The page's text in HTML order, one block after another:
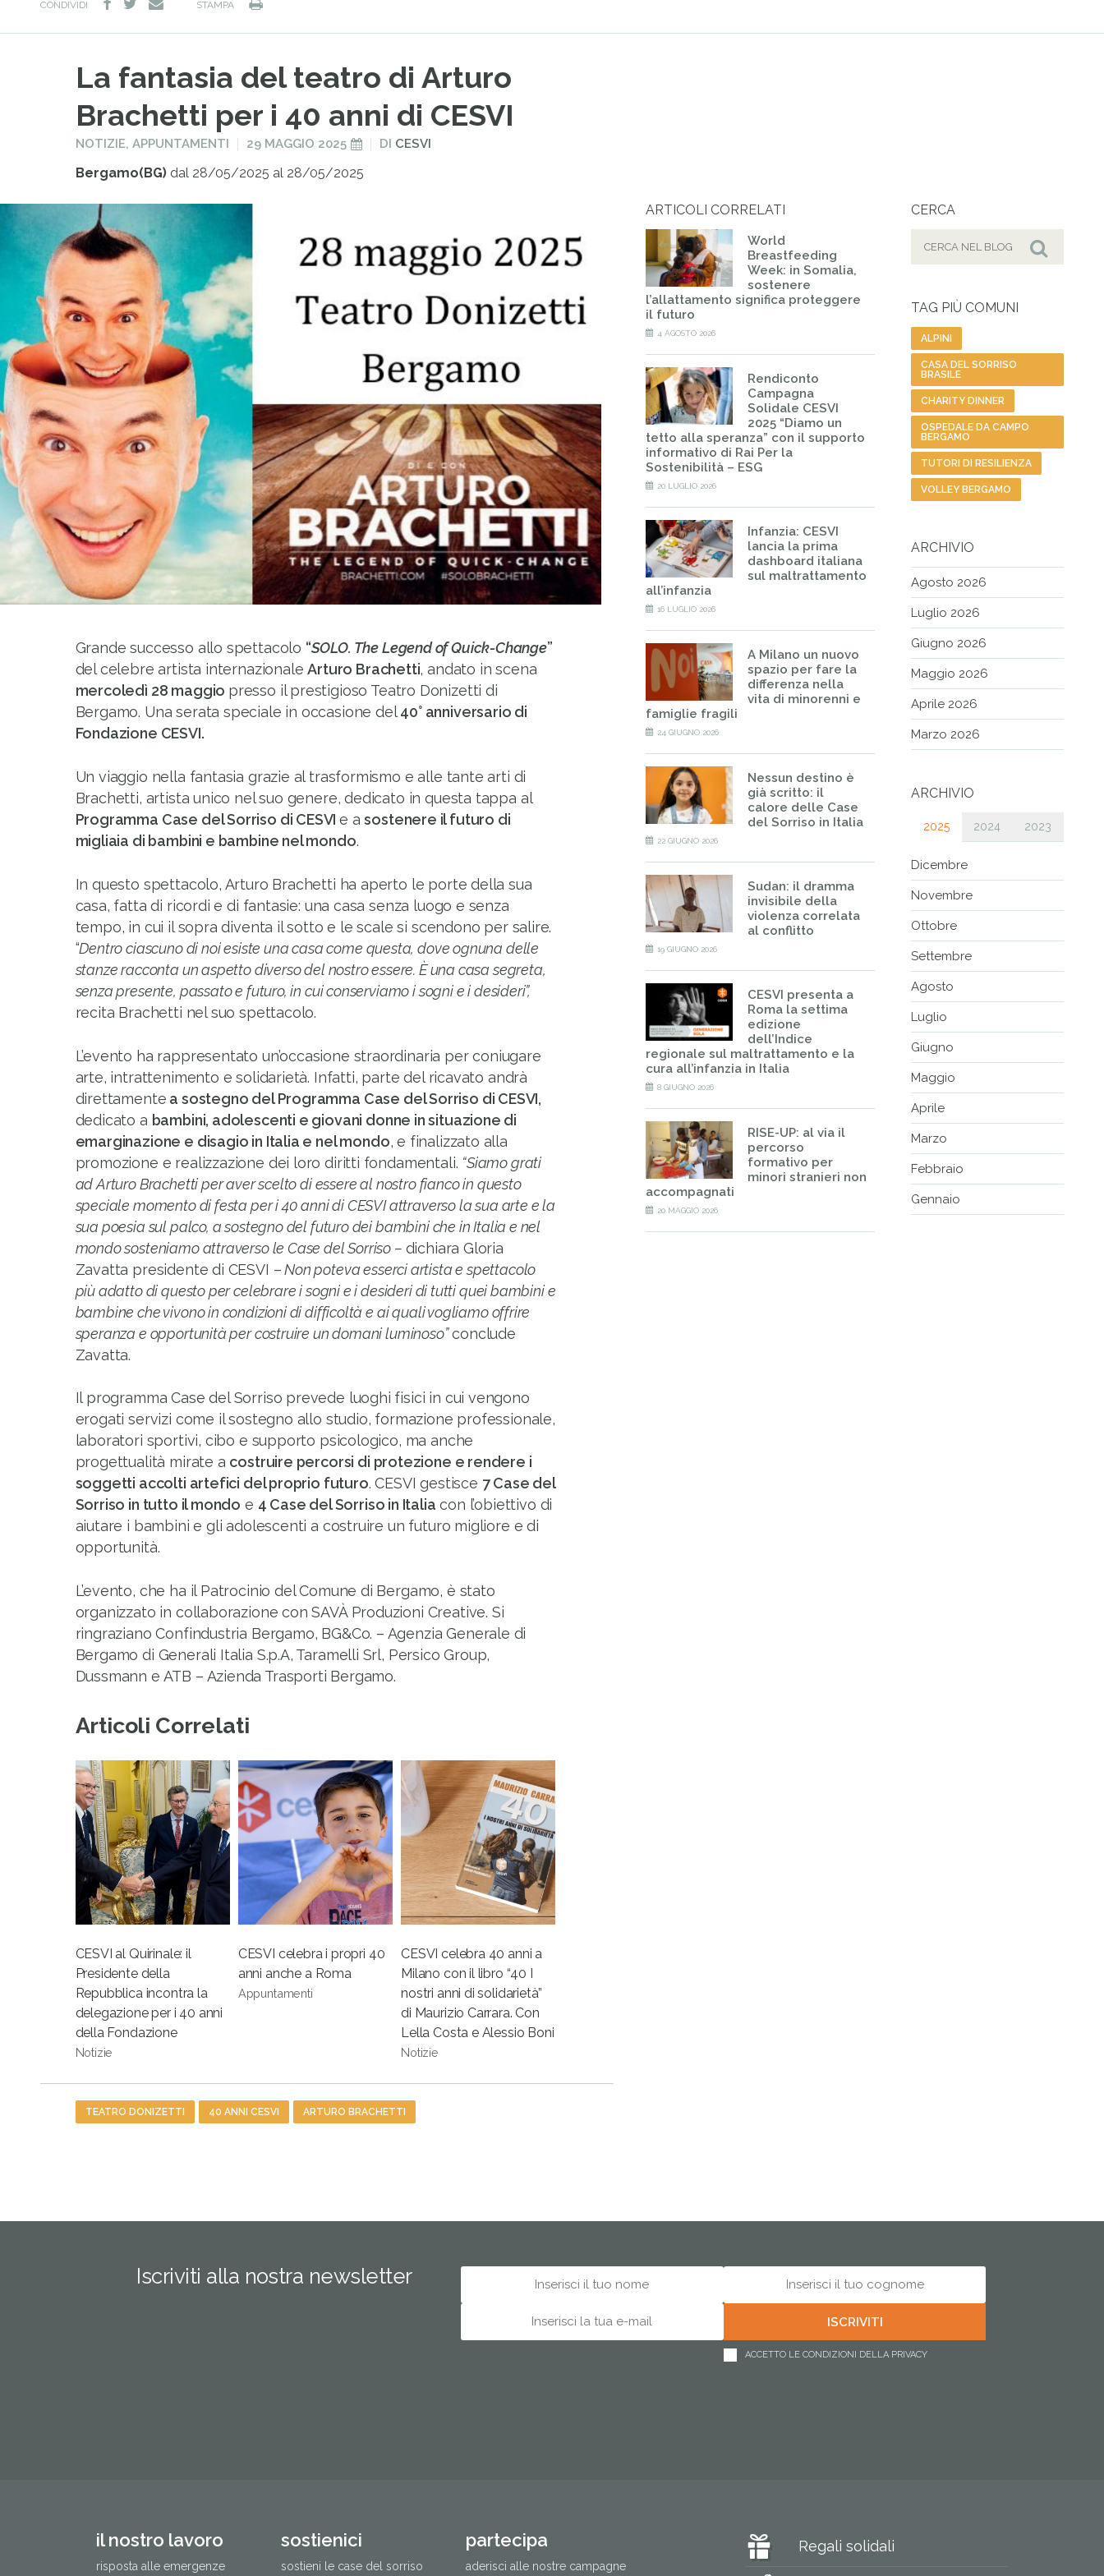
CONDIVIDI
e-
STAMPA
La fantasia del teatro di Arturo
Brachetti per i 40 anni di CESVI
PUBBLICATO
NOTIZIE, APPUNTAMENTI
PUBBLICATO
29 MAGGIO 2025 DI CESVI
Bergamo(BG)dal 28/05/2025 al 28/05/2025
Grande successo allo spettacolo “SOLO. The Legend of Quick-Change”
del celebre artista internazionaleArturo Brachetti, andato in scena
mercoledì 28 maggio presso il prestigioso Teatro Donizetti di
Bergamo. Una serata speciale in occasione del40° anniversario di
Fondazione CESVI.
Un viaggio nella fantasia grazie al trasformismo e alle tante arti di
Brachetti, artista unico nel suo genere, dedicato in questa tappa al
Programma Case del Sorriso di CESVIe asostenere il futuro di
migliaia di bambini e bambine nel mondo.
In questo spettacolo, Arturo Brachetti ha aperto le porte della sua
casa, fatta di ricordi e di fantasie: una casa senza luogo e senza
tempo, in cui il sopra diventa il sotto e le scale si scendono per salire.
“Dentro ciascuno di noi esiste una casa come questa, dove ognuna delle
stanze racconta un aspetto diverso del nostro essere. È una casa segreta,
senza presente, passato e futuro, in cui conserviamo i sogni e i desideri”,
recita Brachetti nel suo spettacolo.
L’evento ha rappresentato un’occasione straordinaria per coniugare
arte, intrattenimento e solidarietà. Infatti, parte del ricavato andrà
direttamente a sostegno del Programma Case del Sorriso di CESVI,
dedicato a bambini, adolescenti e giovani donne in situazione di
emarginazione e disagio in Italia e nel mondo, e finalizzato alla
promozione e realizzazione dei loro diritti fondamentali. “Siamo grati
ad Arturo Brachetti per aver scelto di essere al nostro fianco in questo
speciale momento di festa per i 40 anni di CESVI attraverso la sua arte e la
sua poesia sul palco, a sostegno del futuro dei bambini che in Italia e nel
mondo sosteniamo attraverso le Case del Sorriso – dichiara Gloria
Zavatta presidente di CESVI –Non poteva esserci artista e spettacolo
più adatto di questo per celebrare i sogni e i desideri di tutti quei bambini e
bambine che vivono in condizioni di difficoltà e ai quali vogliamo offrire
speranza e opportunità per costruire un domani luminoso”conclude
Zavatta.
Il programma Case del Sorriso prevede luoghi fisici in cui vengono
erogati servizi come il sostegno allo studio, formazione professionale,
laboratori sportivi, cibo e supporto psicologico, ma anche
progettualità mirate a costruire percorsi di protezione e rendere i
soggetti accolti artefici del proprio futuro. CESVI gestisce 7 Case del
Sorriso in tutto il mondo e 4 Case del Sorriso in Italia con l’obiettivo di
aiutare i bambini e gli adolescenti a costruire un futuro migliore e di
opportunità.
L’evento, che ha il Patrocinio del Comune di Bergamo, è stato
organizzato in collaborazione con SAVÀ Produzioni Creative. Si
ringraziano Confindustria Bergamo, BG&Co. – Agenzia Generale di
Bergamo di Generali Italia S.p.A, Taramelli Srl, Persico Group,
Dussmann e ATB – Azienda Trasporti Bergamo.
Articoli Correlati
CESVI al Quirinale: il
Presidente della
Repubblica incontra la
delegazione per i 40 anni
della Fondazione
Notizie
CESVI celebra i propri 40
anni anche a Roma
Appuntamenti
CESVI celebra 40 anni a
Milano con il libro “40 I
nostri anni di solidarietà”
di Maurizio Carrara. Con
Lella Costa e Alessio Boni
Notizie
Tag
TEATRO DONIZETTI 40 ANNI CESVI ARTURO BRACHETTI
ARTICOLI CORRELATI
World
Breastfeeding
Week: in Somalia,
sostenere
l’allattamento significa proteggere
il futuro
4 AGOSTO 2026
Rendiconto
Campagna
Solidale CESVI
2025 “Diamo un
tetto alla speranza” con il supporto
informativo di Rai Per la
Sostenibilità – ESG
20 LUGLIO 2026
Infanzia: CESVI
lancia la prima
dashboard italiana
sul maltrattamento
all’infanzia
16 LUGLIO 2026
A Milano un nuovo
spazio per fare la
differenza nella
vita di minorenni e
famiglie fragili
24 GIUGNO 2026
Nessun destino è
già scritto: il
calore delle Case
del Sorriso in Italia
22 GIUGNO 2026
Sudan: il dramma
invisibile della
violenza correlata
al conflitto
19 GIUGNO 2026
CESVI presenta a
Roma la settima
edizione
dell’Indice
regionale sul maltrattamento e la
cura all’infanzia in Italia
8 GIUGNO 2026
RISE-UP: al via il
percorso
formativo per
minori stranieri non
accompagnati
20 MAGGIO 2026
CERCA
Cerca
TAG PIÙ COMUNI
ALPINI
CASA DEL SORRISO
BRASILE
CHARITY DINNER
OSPEDALE DA CAMPO
BERGAMO
TUTORI DI RESILIENZA
VOLLEY BERGAMO
ARCHIVIO
Agosto 2026
Luglio 2026
Giugno 2026
Maggio 2026
Aprile 2026
Marzo 2026
ARCHIVIO
2025 2024 2023
Dicembre
Novembre
Ottobre
Settembre
Agosto
Luglio
Giugno
Maggio
Aprile
Marzo
Febbraio
Gennaio
Iscriviti alla nostra newsletter
ACCETTO LE CONDIZIONI DELLA PRIVACY
il nostro lavoro
risposta alle emergenze
sostienici
sostieni le case del sorriso
partecipa
aderisci alle nostre campagne
Regali solidali